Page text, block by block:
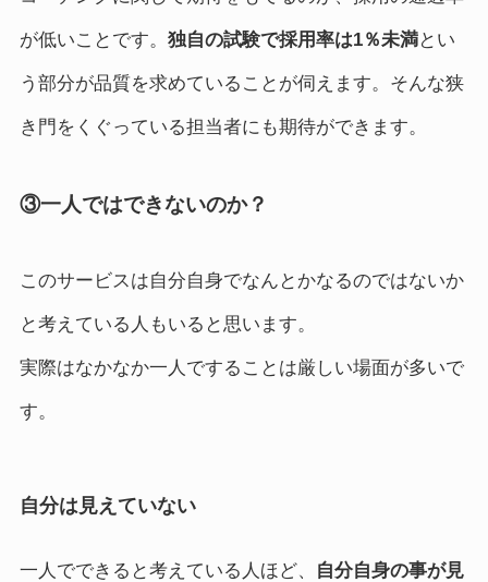
が低いことです。 独自の試験で採用率は1％未満とい
う部分が品質を求めていることが伺えます。そんな狭
き門をくぐっている担当者にも期待ができます。
③一人ではできないのか？
このサービスは自分自身でなんとかなるのではないか
と考えている人もいると思います。
実際はなかなか一人ですることは厳しい場面が多いで
す。
自分は見えていない
一人でできると考えている人ほど、 自分自身の事が見